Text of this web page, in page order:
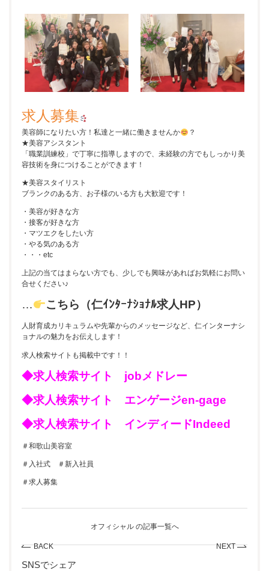
求人募集
美容師になりたい方！私達と一緒に働きませんか
？
★美容アシスタント
「職業訓練校」で丁寧に指導しますので、未経験の方でもしっかり美
容技術を身につけることができます！
★美容スタイリスト
ブランクのある方、お子様のいる方も大歓迎です！
・美容が好きな方
・接客が好きな方
・マツエクをしたい方
・やる気のある方
・・・etc
上記の当てはまらない方でも、少しでも興味があればお気軽にお問い
合せください♪
… こちら（仁ｲﾝﾀｰﾅｼｮﾅﾙ求人HP）
人財育成カリキュラムや先輩からのメッセージなど、仁インターナシ
ョナルの魅力をお伝えします！
求人検索サイトも掲載中です！！
◆求人検索サイト jobメドレー
◆求人検索サイト エンゲージen-gage
◆求人検索サイト インディードIndeed
＃和歌山美容室
＃入社式 ＃新入社員
＃求人募集
BACK
オフィシャル の記事一覧へ
NEXT
SNSでシェア